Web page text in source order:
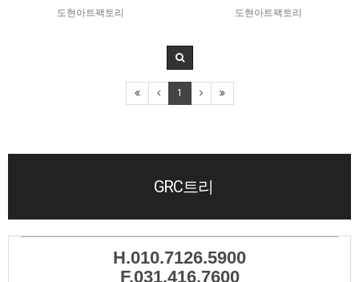
도현아트팩토리 도현아트팩토리
1
GRC트리
H.010.7126.5900
F.031.416.7600